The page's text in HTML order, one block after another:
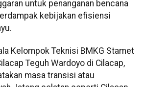
untuk penanganan bencana
kebijakan efisiensi
Kelompok Teknisi BMKG Stamet
Teguh Wardoyo di Cilacap,
masa transisi atau